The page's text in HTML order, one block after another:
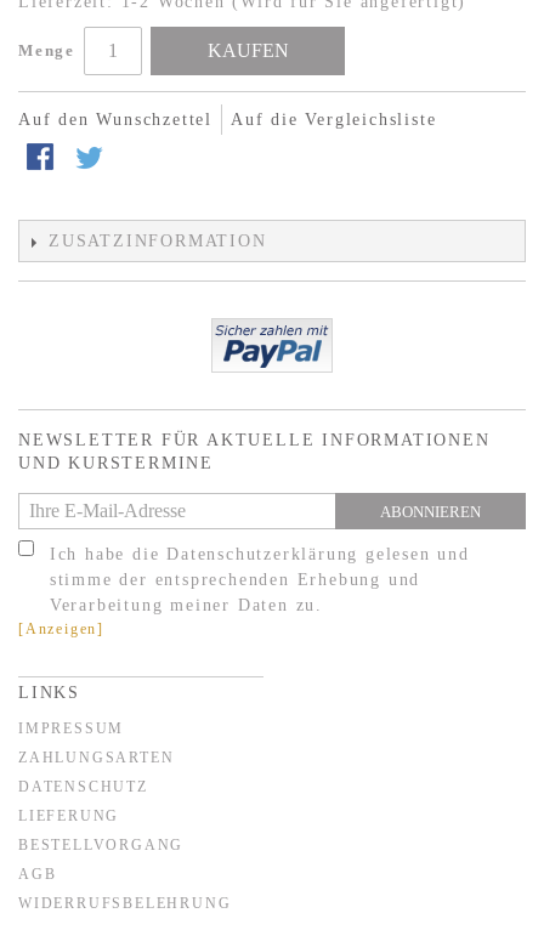
Menge KAUFEN
Auf den Wunschzettel Auf die Vergleichsliste
ZUSATZINFORMATION
NEWSLETTER FÜR AKTUELLE INFORMATIONEN
UND KURSTERMINE
ABONNIEREN
Ich habe die Datenschutzerklärung gelesen und
stimme der entsprechenden Erhebung und
Verarbeitung meiner Daten zu.
[Anzeigen]
LINKS
IMPRESSUM
ZAHLUNGSARTEN
DATENSCHUTZ
LIEFERUNG
BESTELLVORGANG
AGB
WIDERRUFSBELEHRUNG